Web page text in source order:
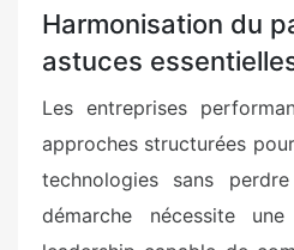
Harmonisation du
astuces
Les entreprises
approches structurées
technologies sans
démarche nécessite